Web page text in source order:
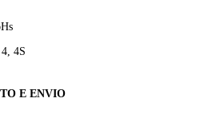
4S
E ENVIO